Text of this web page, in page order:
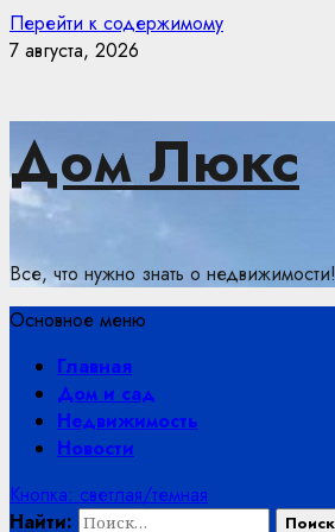
Перейти к содержимому
7 августа, 2026
Дом Люкс
Все, что нужно знать о недвижимости!
Основное меню
Главная
Дом и сад
Недвижимость
Новости
Кнопка: светлая/темная
Найти: